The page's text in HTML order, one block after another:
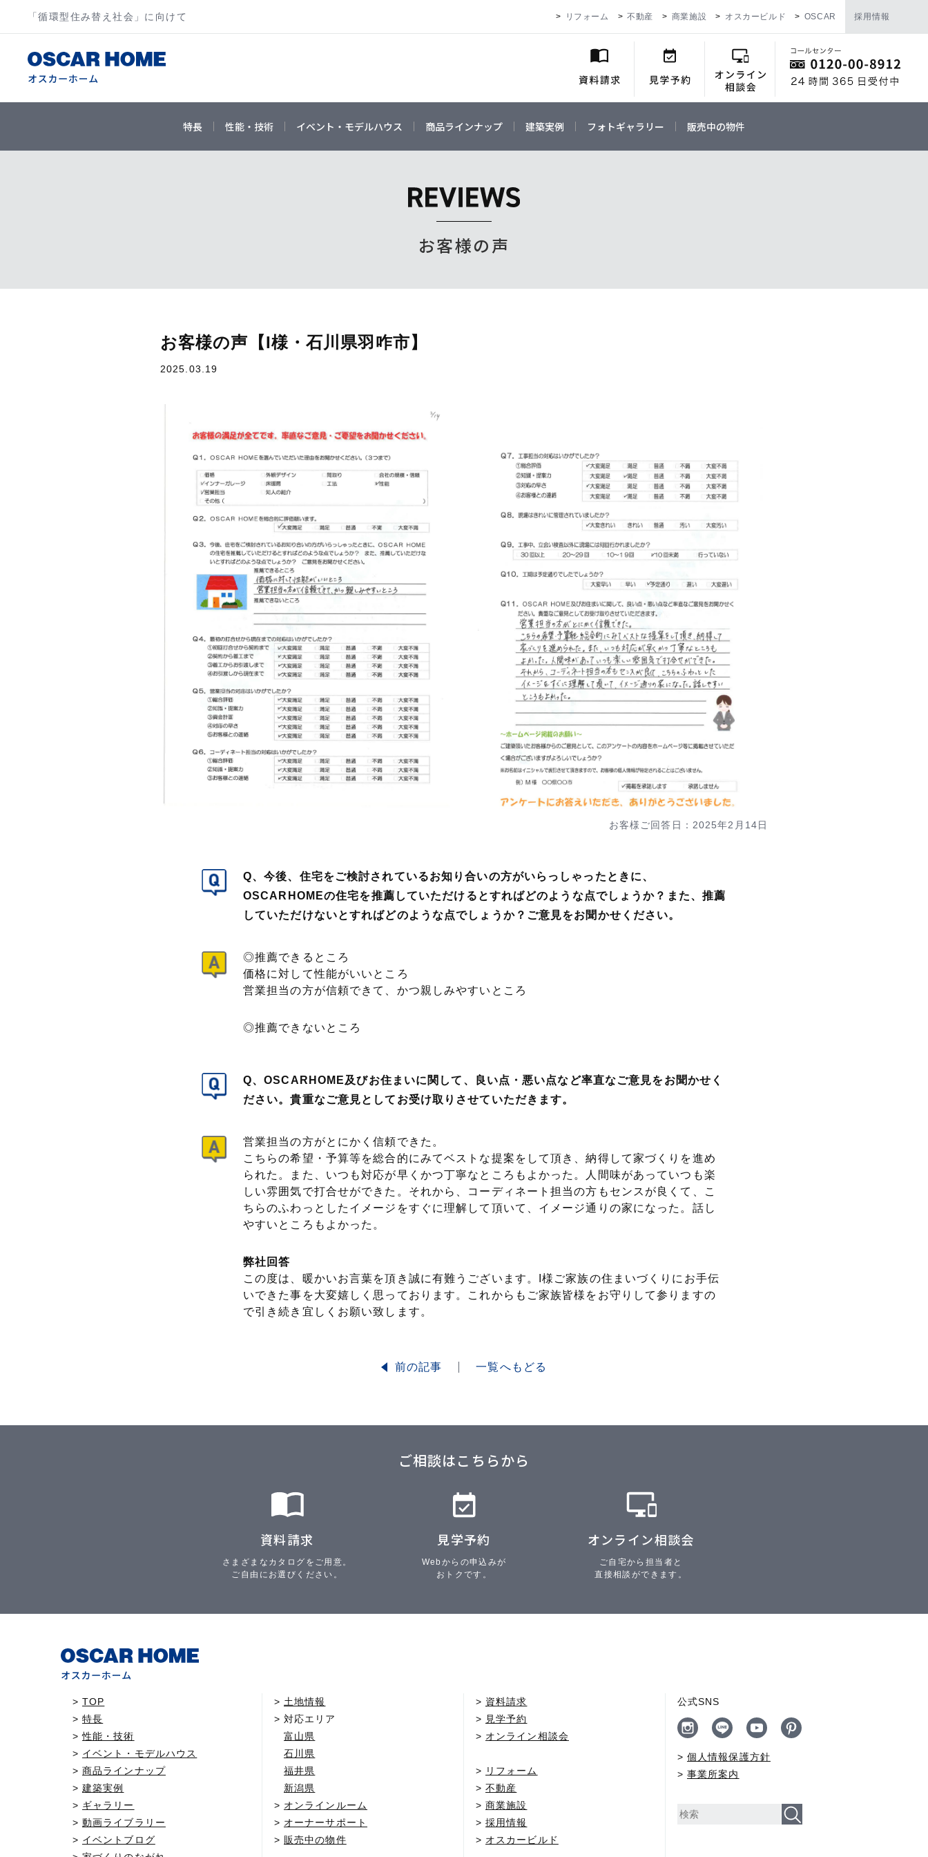
「循環型住み替え社会」に向けて リフォーム 不動産 商業施設 オスカービルド OSCAR 採用情報
特長 性能・技術 イベント・モデルハウス 商品ラインナップ 建築実例 フォトギャラリー 販売中の物件
お客様の声
お客様の声【I様・石川県羽咋市】
2025.03.19
お客様ご回答日：2025年2月14日
Q、今後、住宅をご検討されているお知り合いの方がいらっしゃったときに、
OSCARHOMEの住宅を推薦していただけるとすればどのような点でしょうか？また、推薦
していただけないとすればどのような点でしょうか？ご意見をお聞かせください。
◎推薦できるところ
価格に対して性能がいいところ
営業担当の方が信頼できて、かつ親しみやすいところ
◎推薦できないところ
Q、OSCARHOME及びお住まいに関して、良い点・悪い点など率直なご意見をお聞かせく
ださい。貴重なご意見としてお受け取りさせていただきます。
営業担当の方がとにかく信頼できた。
こちらの希望・予算等を総合的にみてベストな提案をして頂き、納得して家づくりを進め
られた。また、いつも対応が早くかつ丁寧なところもよかった。人間味があっていつも楽
しい雰囲気で打合せができた。それから、コーディネート担当の方もセンスが良くて、こ
ちらのふわっとしたイメージをすぐに理解して頂いて、イメージ通りの家になった。話し
やすいところもよかった。
弊社回答
この度は、暖かいお言葉を頂き誠に有難うございます。I様ご家族の住まいづくりにお手伝
いできた事を大変嬉しく思っております。これからもご家族皆様をお守りして参りますの
で引き続き宜しくお願い致します。
前の記事 一覧へもどる
ご相談はこちらから
資料請求
さまざまなカタログをご用意。
ご自由にお選びください。
見学予約
Webからの申込みが
おトクです。
オンライン相談会
ご自宅から担当者と
直接相談ができます。
TOP
特長
性能・技術
イベント・モデルハウス
商品ラインナップ
建築実例
ギャラリー
動画ライブラリー
イベントブログ
土地情報
対応エリア
富山県
石川県
福井県
新潟県
オンラインルーム
オーナーサポート
販売中の物件
資料請求
見学予約
オンライン相談会
リフォーム
不動産
商業施設
採用情報
オスカービルド
公式SNS
個人情報保護方針
事業所案内